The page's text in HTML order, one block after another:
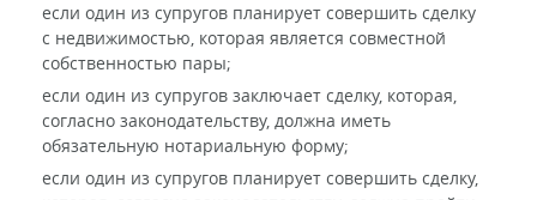
если один из супругов планирует совершить сделку
с недвижимостью, которая является совместной
собственностью пары;
если один из супругов заключает сделку, которая,
согласно законодательству, должна иметь
обязательную нотариальную форму;
если один из супругов планирует совершить сделку,